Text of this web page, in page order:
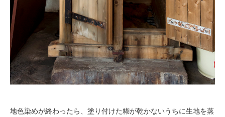
地色染めが終わったら、塗り付けた糊が乾かないうちに生地を蒸